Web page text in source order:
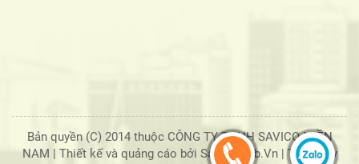
Bản quyền (C) 2014 thuộc CÔNG TY TNHH SAVICO MIỀN
NAM | Thiết kế và quảng cáo bởi SaigonWeb.Vn | Tổng truy